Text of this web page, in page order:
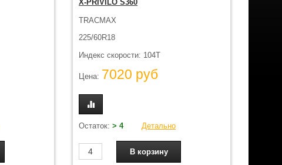
X-PRIVILO S360
TRACMAX
225/60R18
Индекс скорости: 104T
Цена: 7020 руб
Остаток: > 4 Детально